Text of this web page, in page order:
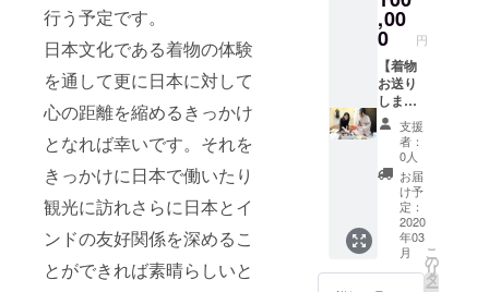
行う予定です。
日本文化である着物の体験
を通して更に日本に対して
心の距離を縮めるきっかけ
となれば幸いです。それを
きっかけに日本で働いたり
観光に訪れさらに日本とイ
ンドの友好関係を深めるこ
とができれば素晴らしいと
に顧問
の着付
けを習
得され
ている
方を対
象とし
ており
す。）
（ご利
用期間
は2020
年3月
~12月末
です。
お好き
着物の
着付け
ができ
るよう
になり
ます。
（内
容） マ
ンツー
マン
レッ
ス、１
講座２
時間 着
物の種
類は小
,00
0 円
【着物
お送り
しま
す】 リ
ユース
着物デ
ビュー
セット
（カ
ジュア
ル）
100,000
円 女性
支援
者：
0人
お届
け予
定：
2020
年03
月
こ
の
リ
タ
ー